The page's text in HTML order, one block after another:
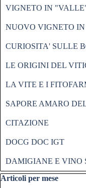
VIGNETO IN
NUOVO VIGNETO
CURIOSITA' SULLE
LE ORIGINI DEL
LA VITE E I
SAPORE AMARO
CITAZIONE
DOCG DOC IGT
DAMIGIANE E VINO
Salta blocco Articoli per
Articoli per mese